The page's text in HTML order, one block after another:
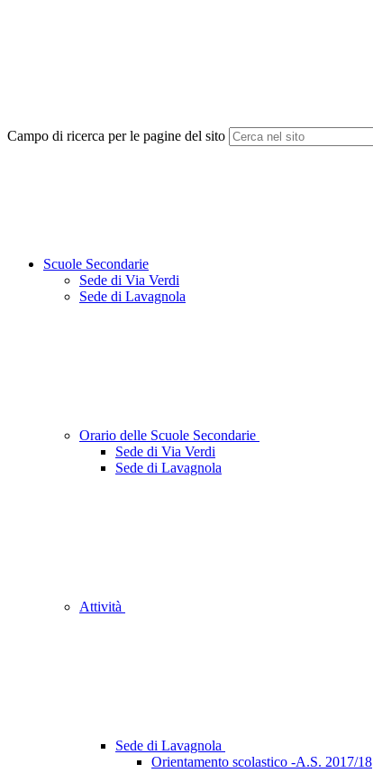
Campo di ricerca per le pagine del sito
Scuole Secondarie
Sede di Via Verdi
Sede di Lavagnola
Orario delle Scuole Secondarie
Sede di Via Verdi
Sede di Lavagnola
Attività
Sede di Lavagnola
Orientamento scolastico -A.S. 2017/18